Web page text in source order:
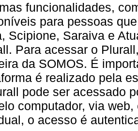
funcionalidades,
para pessoas
Scipione, Saraiva e
Para acessar o
da SOMOS. É
é realizado pela
pode ser acessado
computador, via
o acesso é